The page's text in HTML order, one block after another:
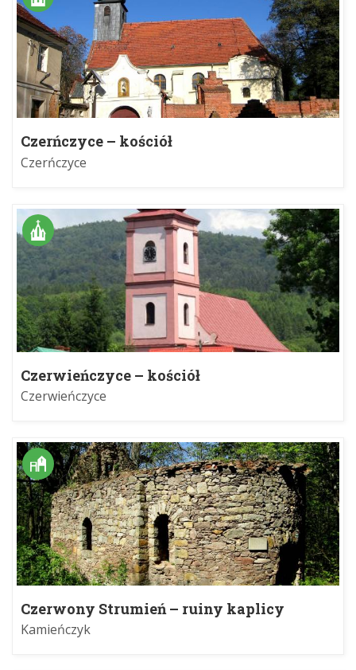
Czerńczyce – kościół
Czerńczyce
Czerwieńczyce – kościół
Czerwieńczyce
Czerwony Strumień – ruiny kaplicy
Kamieńczyk